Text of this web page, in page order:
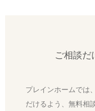
ご相談だ
プレインホームでは
だけるよう、無料相